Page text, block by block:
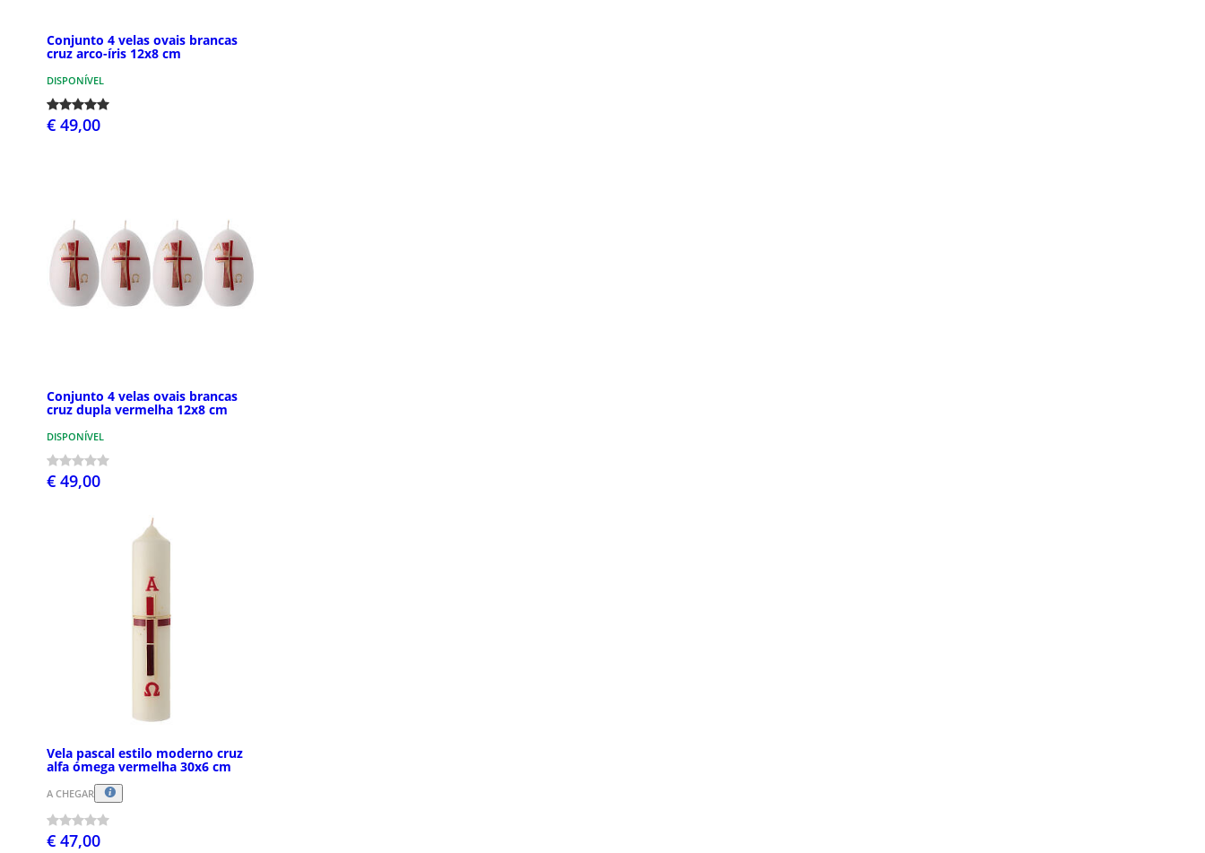
Conjunto 4 velas ovais brancas
cruz arco-íris 12x8 cm
DISPONÍVEL
€ 49,00
Conjunto 4 velas ovais brancas
cruz dupla vermelha 12x8 cm
DISPONÍVEL
€ 49,00
Vela pascal estilo moderno cruz
alfa ómega vermelha 30x6 cm
A CHEGAR
€ 47,00